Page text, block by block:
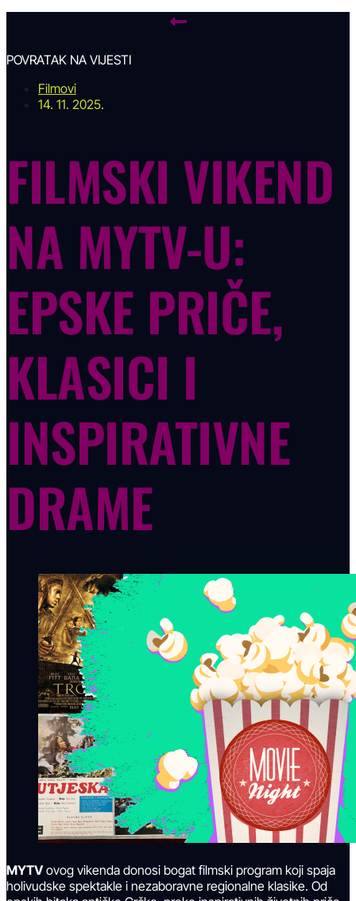
POVRATAK NA VIJESTI
Filmovi
14. 11. 2025.
FILMSKI VIKEND
NA MYTV-U:
EPSKE PRIČE,
KLASICI I
INSPIRATIVNE
DRAME
MYTVovog vikenda donosi bogat filmski program koji spaja
holivudske spektakle i nezaboravne regionalne klasike. Od